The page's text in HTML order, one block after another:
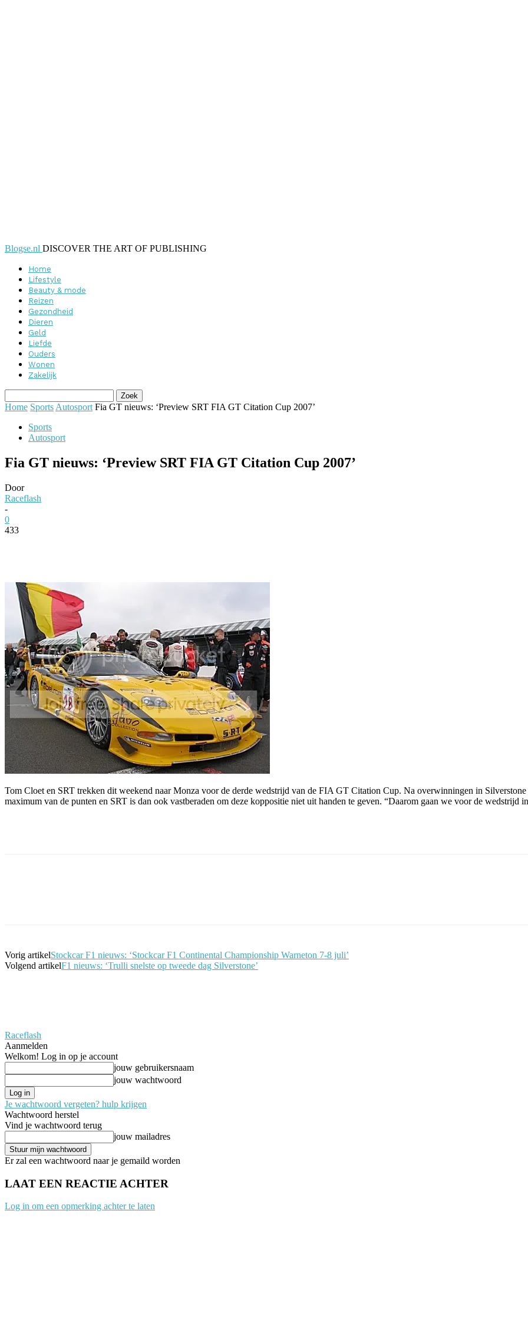
Blogse.nl DISCOVER THE ART OF PUBLISHING
Home
Lifestyle
Beauty & mode
Reizen
Gezondheid
Dieren
Geld
Liefde
Ouders
Wonen
Zakelijk
Home Sports Autosport Fia GT nieuws: ‘Preview SRT FIA GT Citation Cup 2007’
Sports
Autosport
Fia GT nieuws: ‘Preview SRT FIA GT Citation Cup 2007’
Door
Raceflash
-
0
433
Tom Cloet en SRT trekken dit weekend naar Monza voor de derde wedstrijd van de FIA GT Citation Cup. Na overwinningen in
maximum van de punten en SRT is dan ook vastberaden om deze koppositie niet uit handen te geven. “Daarom gaan we voor de wedstrijd
Vorig artikelStockcar F1 nieuws: ‘Stockcar F1 Continental Championship Warneton 7-8 juli’
Volgend artikelF1 nieuws: ‘Trulli snelste op tweede dag Silverstone’
Raceflash
Aanmelden
Welkom! Log in op je account
jouw gebruikersnaam
jouw wachtwoord
Je wachtwoord vergeten? hulp krijgen
Wachtwoord herstel
Vind je wachtwoord terug
jouw mailadres
Er zal een wachtwoord naar je gemaild worden
LAAT EEN REACTIE ACHTER
Log in om een opmerking achter te laten